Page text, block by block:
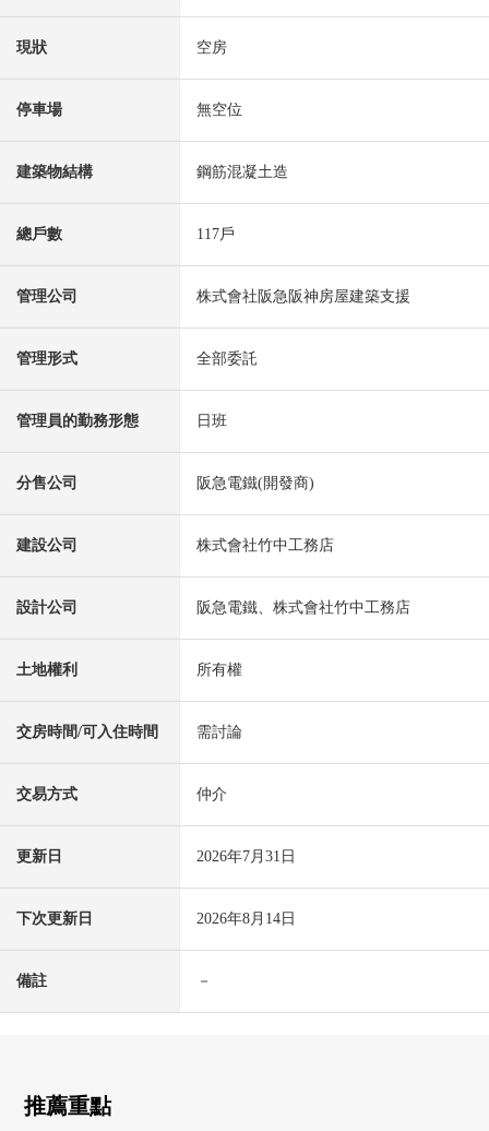
現狀 空房
停車場 無空位
建築物結構 鋼筋混凝土造
總戶數 117戶
管理公司 株式會社阪急阪神房屋建築支援
管理形式 全部委託
管理員的勤務形態 日班
分售公司 阪急電鐵(開發商)
建設公司 株式會社竹中工務店
設計公司 阪急電鐵、株式會社竹中工務店
土地權利 所有權
交房時間/可入住時間 需討論
交易方式 仲介
更新日 2026年7月31日
下次更新日 2026年8月14日
備註 －
推薦重點